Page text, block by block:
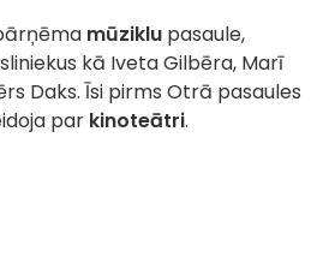
mūziklu pasaule,
kā Iveta Gilbēra, Marī
Daks. Īsi pirms Otrā pasaules
par kinoteātri.